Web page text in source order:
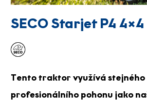
SECO Starjet P4 4×4
Tento traktor využívá stejného
profesionálního pohonu jako